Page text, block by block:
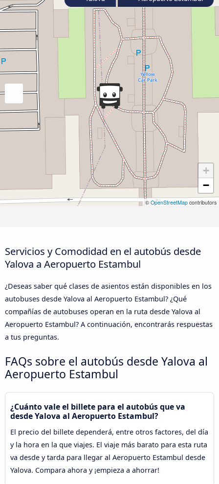
+
−
© OpenStreetMap contributors
Servicios y Comodidad en el autobús desde
Yalova a Aeropuerto Estambul
¿Deseas saber qué clases de asientos están disponibles en los
autobuses desde Yalova al Aeropuerto Estambul? ¿Qué
compañías de autobuses operan en la ruta desde Yalova al
Aeropuerto Estambul? A continuación, encontrarás respuestas
a tus preguntas.
FAQs sobre el autobús desde Yalova al
Aeropuerto Estambul
¿Cuánto vale el billete para el autobús que va
desde Yalova al Aeropuerto Estambul?
El precio del billete dependerá, entre otros factores, del día
y la hora en la que viajes. El viaje más barato para esta ruta
va desde y tarda para llegar al Aeropuerto Estambul desde
Yalova. Compara ahora y ¡empieza a ahorrar!